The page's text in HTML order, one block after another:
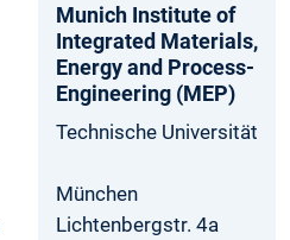
Munich­ Institute­ of
Integrated­ Materials­,
Energy­ and­ Process­
Engineering­ (MEP)
Technische Universität
München
Lichtenbergstr. 4a